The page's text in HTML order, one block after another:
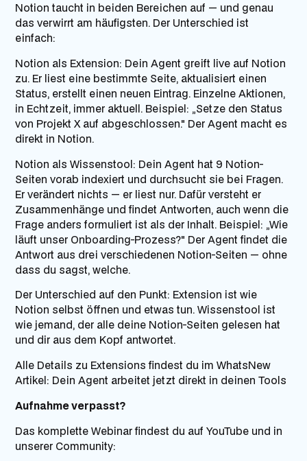
Notion taucht in beiden Bereichen auf — und genau
das verwirrt am häufigsten. Der Unterschied ist
einfach:
Notion als Extension: Dein Agent greift live auf Notion
zu. Er liest eine bestimmte Seite, aktualisiert einen
Status, erstellt einen neuen Eintrag. Einzelne Aktionen,
in Echtzeit, immer aktuell. Beispiel: „Setze den Status
von Projekt X auf abgeschlossen." Der Agent macht es
direkt in Notion.
Notion als Wissenstool: Dein Agent hat 9 Notion-
Seiten vorab indexiert und durchsucht sie bei Fragen.
Er verändert nichts — er liest nur. Dafür versteht er
Zusammenhänge und findet Antworten, auch wenn die
Frage anders formuliert ist als der Inhalt. Beispiel: „Wie
läuft unser Onboarding-Prozess?" Der Agent findet die
Antwort aus drei verschiedenen Notion-Seiten — ohne
dass du sagst, welche.
Der Unterschied auf den Punkt: Extension ist wie
Notion selbst öffnen und etwas tun. Wissenstool ist
wie jemand, der alle deine Notion-Seiten gelesen hat
und dir aus dem Kopf antwortet.
Alle Details zu Extensions findest du im WhatsNew
Artikel: Dein Agent arbeitet jetzt direkt in deinen Tools
Aufnahme verpasst?
Das komplette Webinar findest du auf YouTube und in
unserer Community: